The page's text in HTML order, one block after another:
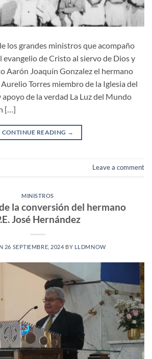
los grandes ministros que acompaño
evangelio de Cristo al siervo de Dios y
Aarón Joaquín Gonzalez el hermano
Torres miembro de la Iglesia del
de la verdad La Luz del Mundo
[…]
CONTINUE READING →
Leave a comment
MINISTROS
la conversión del hermano
José Hernández
26 SEPTIEMBRE, 2024 BY LLDMNOW